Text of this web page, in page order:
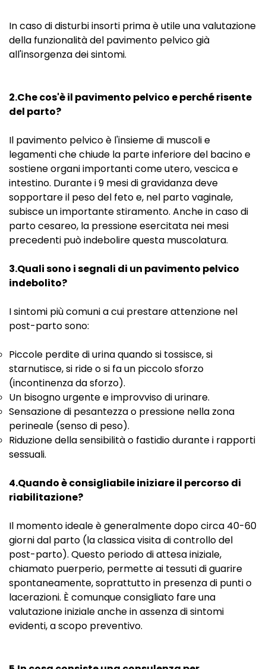
In caso di disturbi insorti prima è utile una valutazione
della funzionalità del pavimento pelvico già
all'insorgenza dei sintomi.
2.Che cos'è il pavimento pelvico e perché risente
del parto?
Il pavimento pelvico è l'insieme di muscoli e
legamenti che chiude la parte inferiore del bacino e
sostiene organi importanti come utero, vescica e
intestino. Durante i 9 mesi di gravidanza deve
sopportare il peso del feto e, nel parto vaginale,
subisce un importante stiramento. Anche in caso di
parto cesareo, la pressione esercitata nei mesi
precedenti può indebolire questa muscolatura.
3.Quali sono i segnali di un pavimento pelvico
indebolito?
I sintomi più comuni a cui prestare attenzione nel
post-parto sono:
Piccole perdite di urina quando si tossisce, si
starnutisce, si ride o si fa un piccolo sforzo
(incontinenza da sforzo).
Un bisogno urgente e improvviso di urinare.
Sensazione di pesantezza o pressione nella zona
perineale (senso di peso).
Riduzione della sensibilità o fastidio durante i rapporti
sessuali.
4.Quando è consigliabile iniziare il percorso di
riabilitazione?
Il momento ideale è generalmente dopo circa 40-60
giorni dal parto (la classica visita di controllo del
post-parto). Questo periodo di attesa iniziale,
chiamato puerperio, permette ai tessuti di guarire
spontaneamente, soprattutto in presenza di punti o
lacerazioni. È comunque consigliato fare una
valutazione iniziale anche in assenza di sintomi
evidenti, a scopo preventivo.